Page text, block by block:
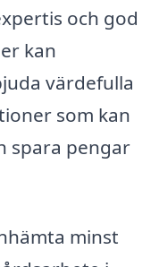
och god
kan
värdefulla
som kan
spara pengar
minst